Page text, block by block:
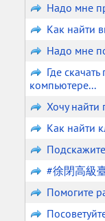
Надо мне
Как найти
Надо мне
Где
компьютере...
Хочу
Как найти
#徐閉高級
Помогите